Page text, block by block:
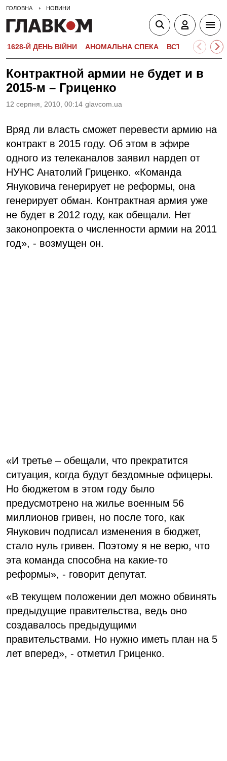
ГОЛОВНА НОВИНИ
1628-Й ДЕНЬ ВІЙНИ АНОМАЛЬНА СПЕКА ВСТУПНА
Контрактной армии не будет и в
2015-м – Гриценко
12 серпня, 2010, 00:14 glavcom.ua
Вряд ли власть сможет перевести армию на
контракт в 2015 году. Об этом в эфире
одного из телеканалов заявил нардеп от
НУНС Анатолий Гриценко. «Команда
Януковича генерирует не реформы, она
генерирует обман. Контрактная армия уже
не будет в 2012 году, как обещали. Нет
законопроекта о численности армии на 2011
год», - возмущен он.
«И третье – обещали, что прекратится
ситуация, когда будут бездомные офицеры.
Но бюджетом в этом году было
предусмотрено на жилье военным 56
миллионов гривен, но после того, как
Янукович подписал изменения в бюджет,
стало нуль гривен. Поэтому я не верю, что
эта команда способна на какие-то
реформы», - говорит депутат.
«В текущем положении дел можно обвинять
предыдущие правительства, ведь оно
создавалось предыдущими
правительствами. Но нужно иметь план на 5
лет вперед», - отметил Гриценко.